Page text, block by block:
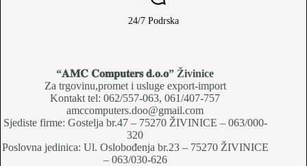
24/7 Podrska
“𝐀𝐌𝐂 𝐂𝐨𝐦𝐩𝐮𝐭𝐞𝐫𝐬 𝐝.𝐨.𝐨” Živinice
Za trgovinu,promet i usluge export-import
Kontakt tel: 062/557-063, 061/407-757
amccomputers.doo@gmail.com
Sjediste firme: Gostelja br.47 – 75270 ŽIVINICE – 063/000-
320
Poslovna jedinica: Ul. Oslobođenja br.23 – 75270 ŽIVINICE
– 063/030-626